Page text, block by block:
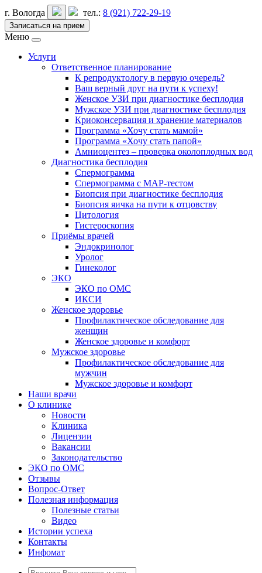
г. Вологда тел.: 8 (921) 722-29-19
Записаться на прием
Меню
Услуги
Ответственное планирование
К репродуктологу в первую очередь?
Ваш верный друг на пути к успеху!
Женское УЗИ при диагностике бесплодия
Мужское УЗИ при диагностике бесплодия
Криоконсервация и хранение материалов
Программа «Хочу стать мамой»
Программа «Хочу стать папой»
Амниоцентез – проверка околоплодных вод
Диагностика бесплодия
Спермограмма
Спермограмма с МАР-тестом
Биопсия при диагностике бесплодия
Биопсия яичка на пути к отцовству
Цитология
Гистероскопия
Приёмы врачей
Эндокринолог
Уролог
Гинеколог
ЭКО
ЭКО по ОМС
ИКСИ
Женское здоровье
Профилактическое обследование для
женщин
Женское здоровье и комфорт
Мужское здоровье
Профилактическое обследование для
мужчин
Мужское здоровье и комфорт
Наши врачи
О клинике
Новости
Клиника
Лицензии
Вакансии
Законодательство
ЭКО по ОМС
Отзывы
Вопрос-Ответ
Полезная информация
Полезные статьи
Видео
Истории успеха
Контакты
Инфомат